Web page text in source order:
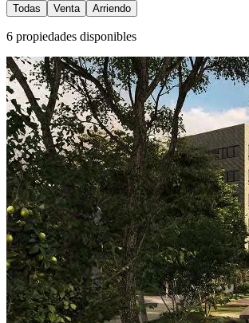
Todas Venta Arriendo
6 propiedades disponibles